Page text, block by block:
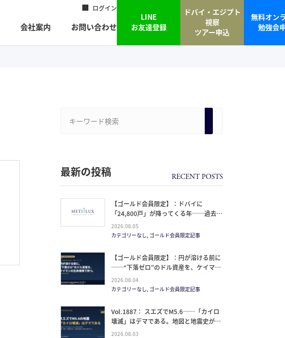
ログイン
会社案内 お問い合わせ
LINE
お友達登録
ドバイ・エジプト
視察
ツアー申込
無料オン
勉強会
最新の投稿
【ゴールド会員限定】：ドバイに
「24,800戸」が降ってくる年──過去
20年で最大の引き渡しラッシュと、ミサ
イルが崩した“安全神話”。2027年の供給
2026.08.05
カテゴリーなし, ゴールド会員限定記事
【ゴールド会員限定】：円が溶ける前に
──“下落ゼロ”のドル資産を、ケイマン
の生命保険で持つ。
2026.08.04
カテゴリーなし, ゴールド会員限定記事
Vol.1887： スエズでM5.6──「カイロ
壊滅」はデマである。地図と地震史が崩
す”距離を無視した恐怖”
2026.08.03